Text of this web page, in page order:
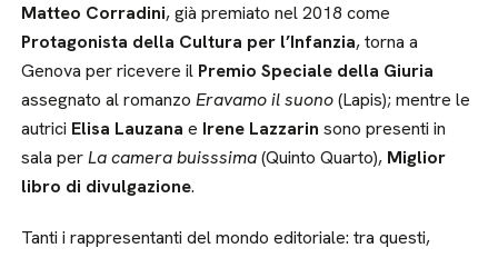
Matteo Corradini, già premiato nel 2018 come
Protagonista della Cultura per l’Infanzia, torna a
Genova per ricevere il Premio Speciale della Giuria
assegnato al romanzoEravamo il suono(Lapis); mentre le
autrici Elisa Lauzana e Irene Lazzarin sono presenti in
sala perLa camera buisssima(Quinto Quarto), Miglior
libro di divulgazione.
Tanti i rappresentanti del mondo editoriale: tra questi,